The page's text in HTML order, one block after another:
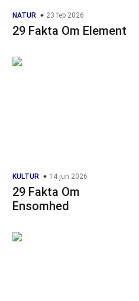
NATUR 23 feb 2026
29 Fakta Om Element
KULTUR 14 jun 2026
29 Fakta Om
Ensomhed